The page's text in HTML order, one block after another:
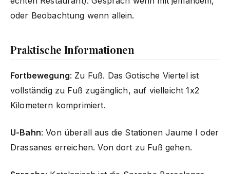
oder Beobachtung wenn allein.
Praktische Informationen
Fortbewegung: Zu Fuß. Das Gotische Viertel ist
vollständig zu Fuß zugänglich, auf vielleicht 1x2
Kilometern komprimiert.
U-Bahn: Von überall aus die Stationen Jaume I oder
Drassanes erreichen. Von dort zu Fuß gehen.